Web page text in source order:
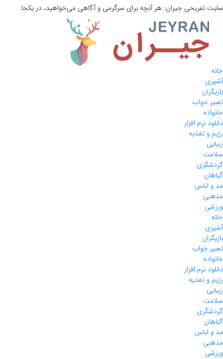
سایت تفریحی جیران: هر آنچه برای سرگرمی و آگاهی می‌خواهید، در یکجا.
خانه
آشپزی
بازیگران
تعبیر خواب
خانواده
دانلود نرم افزار
رژیم و تغذیه
زیبایی
سلامت
گردشگری
گیاهان
مد و لباس
مذهبی
ورزشی
خانه
آشپزی
بازیگران
تعبیر خواب
خانواده
دانلود نرم افزار
رژیم و تغذیه
زیبایی
سلامت
گردشگری
گیاهان
مد و لباس
مذهبی
ورزشی